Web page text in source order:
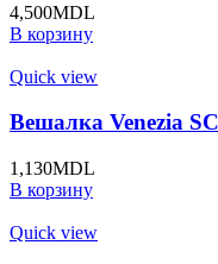
4,500MDL
В корзину
Quick view
Вешалка Venezia
1,130MDL
В корзину
Quick view